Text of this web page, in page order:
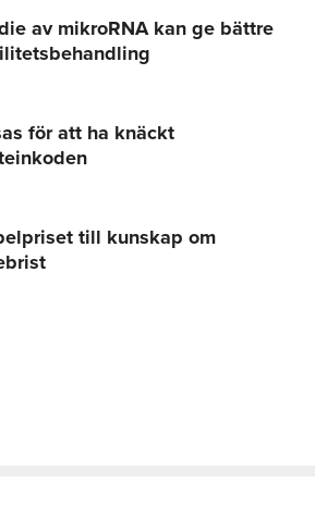
av mikroRNA kan ge bättre
för att ha knäckt
till kunskap om